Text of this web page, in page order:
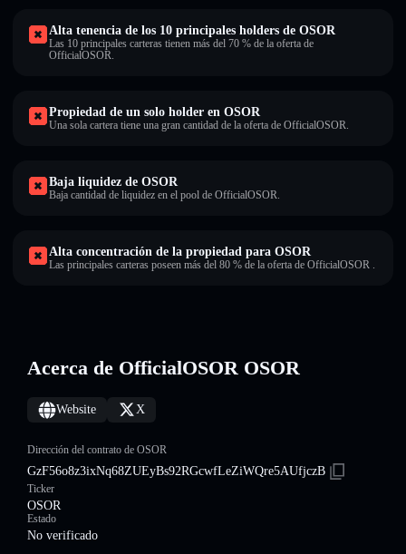
Alta tenencia de los 10 principales holders de OSOR
Las 10 principales carteras tienen más del 70 % de la oferta de
OfficialOSOR.
Propiedad de un solo holder en OSOR
Una sola cartera tiene una gran cantidad de la oferta de OfficialOSOR.
Baja liquidez de OSOR
Baja cantidad de liquidez en el pool de OfficialOSOR.
Alta concentración de la propiedad para OSOR
Las principales carteras poseen más del 80 % de la oferta de OfficialOSOR .
Acerca de OfficialOSOR OSOR
Website X
Dirección del contrato de OSOR
GzF56o8z3ixNq68ZUEyBs92RGcwfLeZiWQre5AUfjczB
Ticker
OSOR
Estado
No verificado